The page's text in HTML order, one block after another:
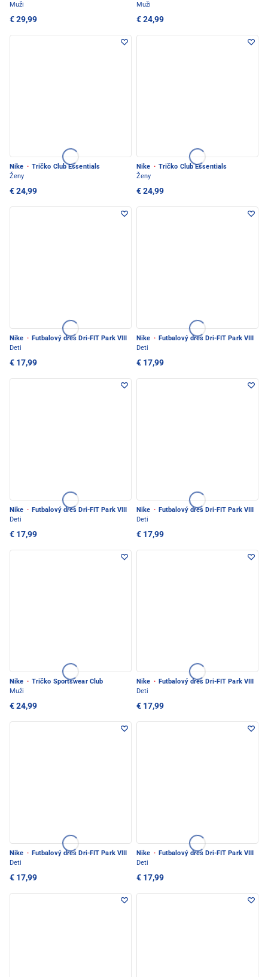
Muži
€ 29,99
Muži
€ 24,99
Nike · Tričko Club Essentials
Ženy
€ 24,99
Nike · Tričko Club Essentials
Ženy
€ 24,99
Nike · Futbalový dres Dri-FIT Park VIII
Deti
€ 17,99
Nike · Futbalový dres Dri-FIT Park VIII
Deti
€ 17,99
Nike · Futbalový dres Dri-FIT Park VIII
Deti
€ 17,99
Nike · Futbalový dres Dri-FIT Park VIII
Deti
€ 17,99
Nike · Tričko Sportswear Club
Muži
€ 24,99
Nike · Futbalový dres Dri-FIT Park VIII
Deti
€ 17,99
Nike · Futbalový dres Dri-FIT Park VIII
Deti
€ 17,99
Nike · Futbalový dres Dri-FIT Park VIII
Deti
€ 17,99